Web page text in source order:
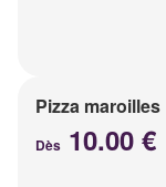
Pizza maroilles
Dès 10.00 €